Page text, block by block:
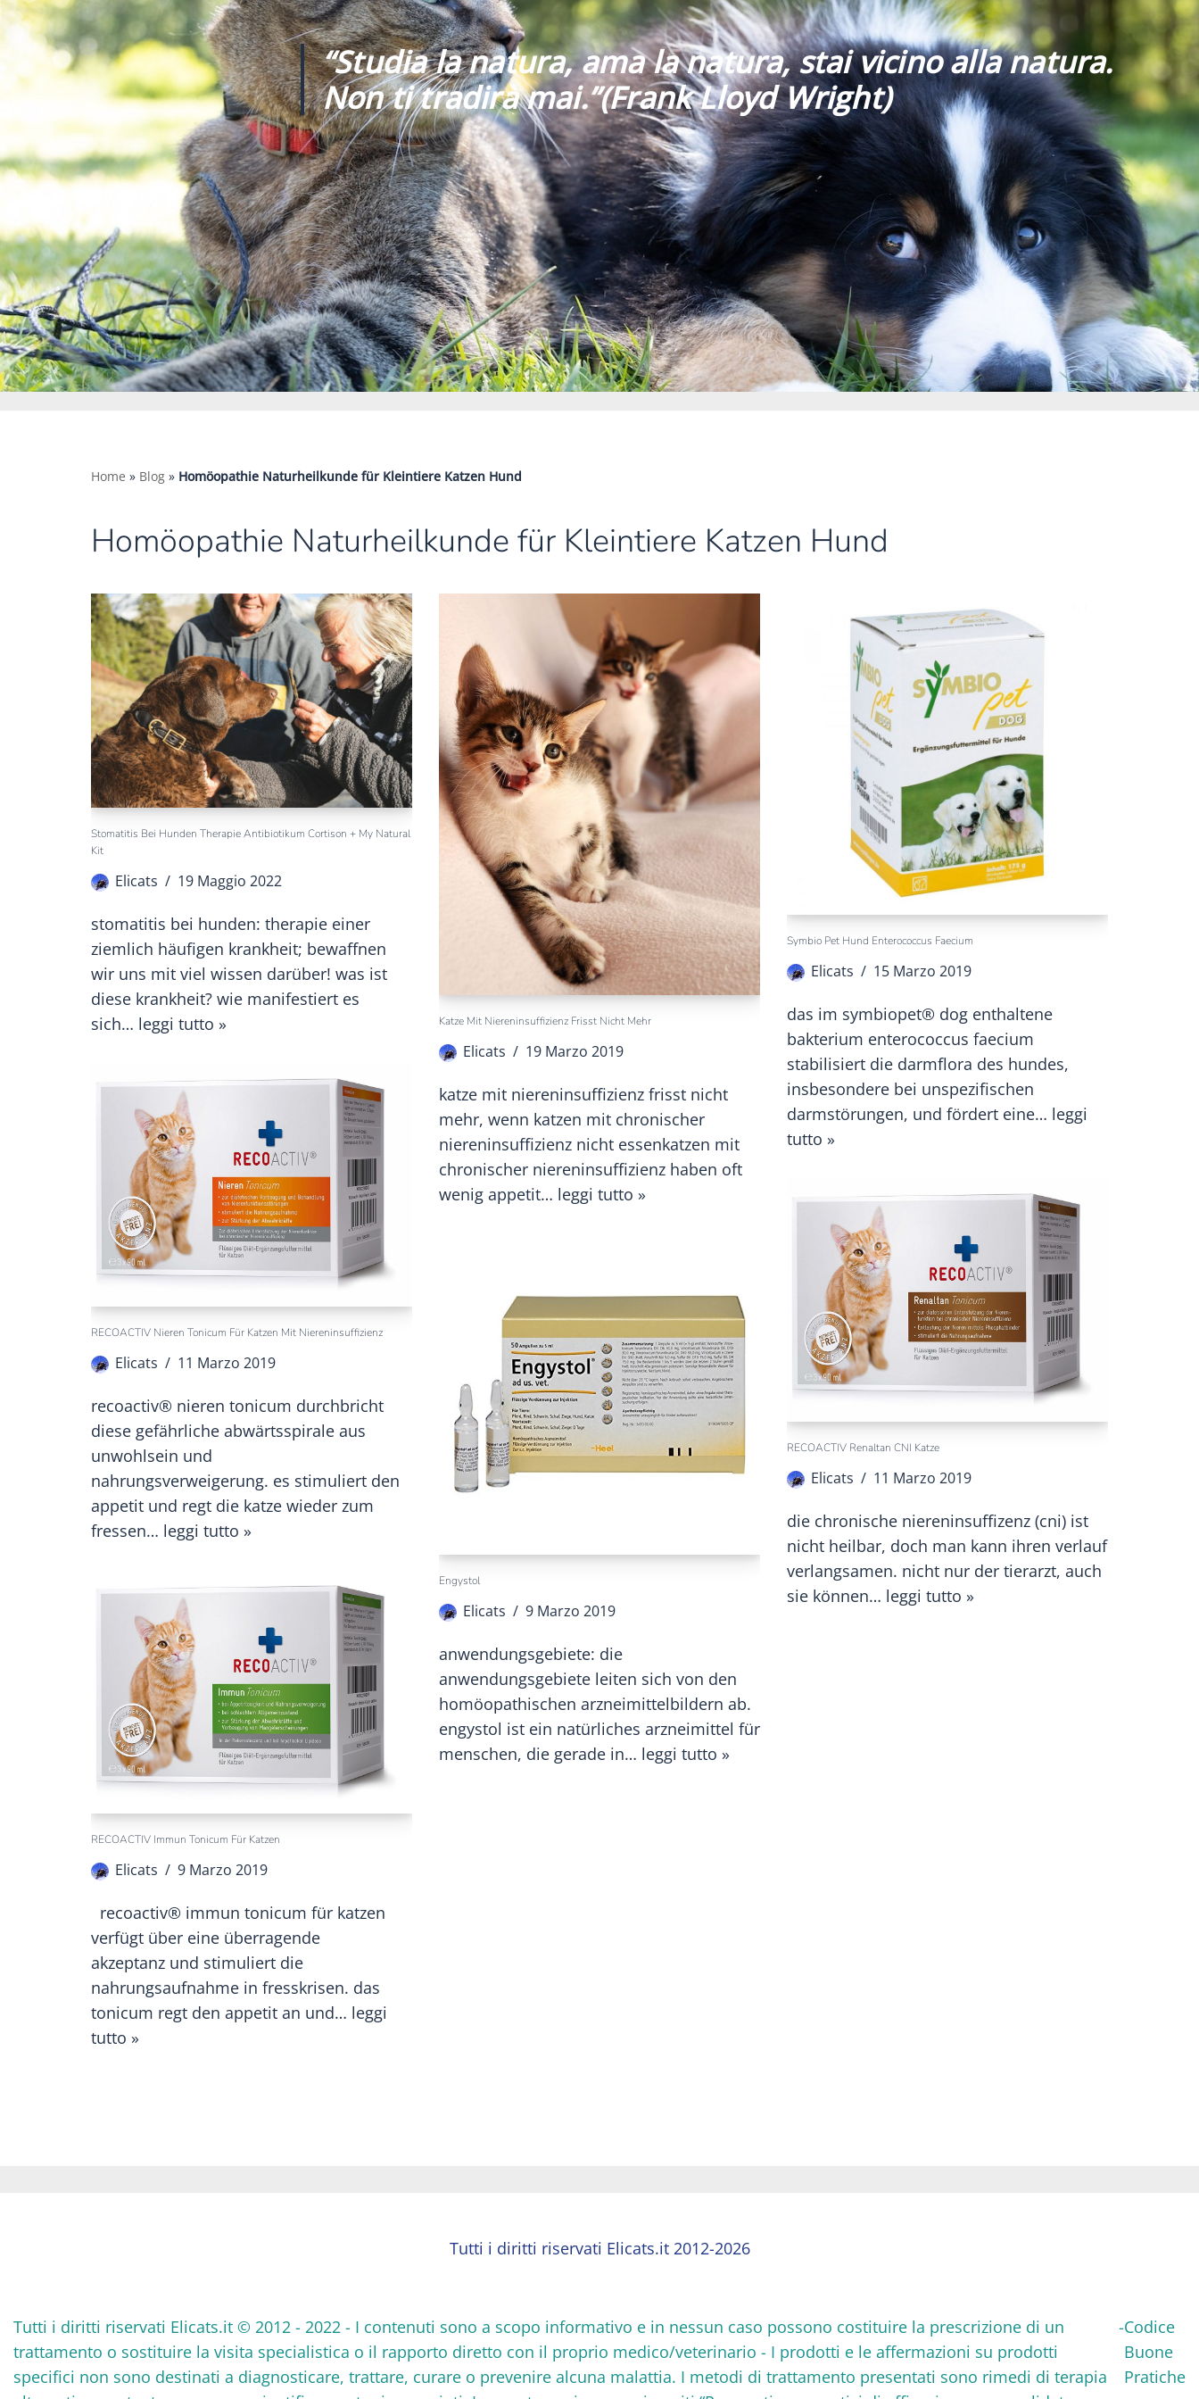
“Studia la natura, ama la natura, stai vicino alla natura.
Non ti tradirà mai.”(Frank Lloyd Wright)
Home » Blog » Homöopathie Naturheilkunde für Kleintiere Katzen Hund
Homöopathie Naturheilkunde für Kleintiere Katzen Hund
Stomatitis Bei Hunden Therapie Antibiotikum Cortison + My Natural
Kit
Elicats 19 Maggio 2022
stomatitis bei hunden: therapie einer
ziemlich häufigen krankheit; bewaffnen
wir uns mit viel wissen darüber! was ist
diese krankheit? wie manifestiert es
sich… leggi tutto » Katze Mit Niereninsuffizienz Frisst Nicht Mehr
Elicats 19 Marzo 2019
katze mit niereninsuffizienz frisst nicht
mehr, wenn katzen mit chronischer
niereninsuffizienz nicht essenkatzen mit
chronischer niereninsuffizienz haben oft
wenig appetit… leggi tutto »
Symbio Pet Hund Enterococcus Faecium
Elicats 15 Marzo 2019
das im symbiopet® dog enthaltene
bakterium enterococcus faecium
stabilisiert die darmflora des hundes,
insbesondere bei unspezifischen
darmstörungen, und fördert eine… leggi
tutto »
RECOACTIV Nieren Tonicum Für Katzen Mit Niereninsuffizienz
Elicats 11 Marzo 2019
recoactiv® nieren tonicum durchbricht
diese gefährliche abwärtsspirale aus
unwohlsein und
nahrungsverweigerung. es stimuliert den
appetit und regt die katze wieder zum
fressen… leggi tutto »
RECOACTIV Renaltan CNI Katze
Elicats 11 Marzo 2019
die chronische niereninsuffizenz (cni) ist
nicht heilbar, doch man kann ihren verlauf
verlangsamen. nicht nur der tierarzt, auch
sie können… leggi tutto »
Engystol
Elicats 9 Marzo 2019
anwendungsgebiete: die
anwendungsgebiete leiten sich von den
homöopathischen arzneimittelbildern ab.
engystol ist ein natürliches arzneimittel für
menschen, die gerade in… leggi tutto »
RECOACTIV Immun Tonicum Für Katzen
Elicats 9 Marzo 2019
recoactiv® immun tonicum für katzen
verfügt über eine überragende
akzeptanz und stimuliert die
nahrungsaufnahme in fresskrisen. das
tonicum regt den appetit an und… leggi
tutto »
Tutti i diritti riservati Elicats.it 2012-2026
Tutti i diritti riservati Elicats.it © 2012 - 2022 - I contenuti sono a scopo informativo e in nessun caso possono costituire la prescrizione di un
trattamento o sostituire la visita specialistica o il rapporto diretto con il proprio medico/veterinario - I prodotti e le affermazioni su prodotti
specifici non sono destinati a diagnosticare, trattare, curare o prevenire alcuna malattia. I metodi di trattamento presentati sono rimedi di terapia
-Codice
Buone
Pratiche